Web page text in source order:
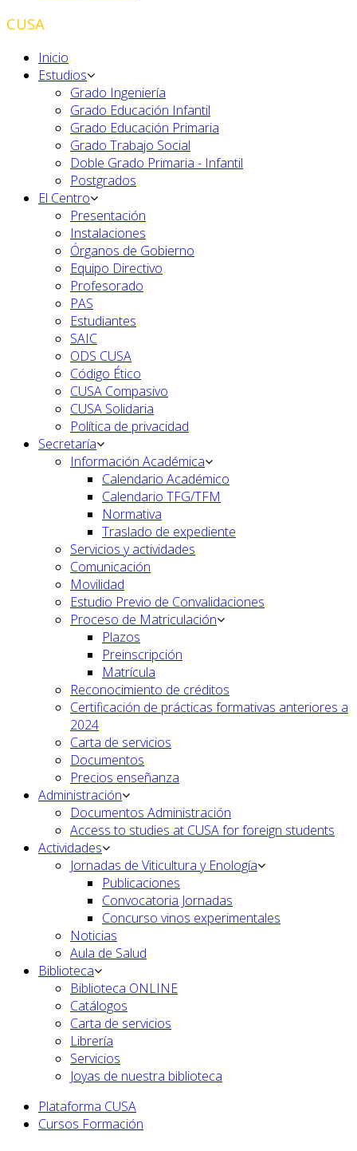
CUSA
Inicio
Estudios
Grado Ingeniería
Grado Educación Infantil
Grado Educación Primaria
Grado Trabajo Social
Doble Grado Primaria - Infantil
Postgrados
El Centro
Presentación
Instalaciones
Órganos de Gobierno
Equipo Directivo
Profesorado
PAS
Estudiantes
SAIC
ODS CUSA
Código Ético
CUSA Compasivo
CUSA Solidaria
Política de privacidad
Secretaría
Información Académica
Calendario Académico
Calendario TFG/TFM
Normativa
Traslado de expediente
Servicios y actividades
Comunicación
Movilidad
Estudio Previo de Convalidaciones
Proceso de Matriculación
Plazos
Preinscripción
Matrícula
Reconocimiento de créditos
Certificación de prácticas formativas anteriores a
2024
Carta de servicios
Documentos
Precios enseñanza
Administración
Documentos Administración
Access to studies at CUSA for foreign students
Actividades
Jornadas de Viticultura y Enología
Publicaciones
Convocatoria Jornadas
Concurso vinos experimentales
Noticias
Aula de Salud
Biblioteca
Biblioteca ONLINE
Catálogos
Carta de servicios
Librería
Servicios
Joyas de nuestra biblioteca
Plataforma CUSA
Cursos Formación